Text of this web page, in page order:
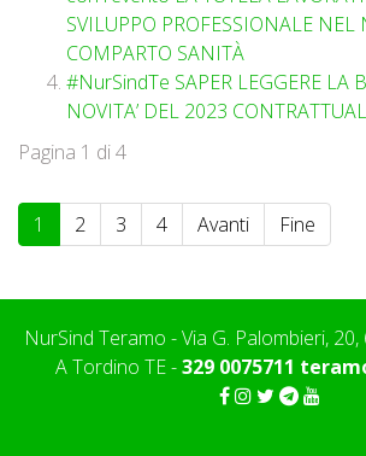
SVILUPPO PROFESSIONALE NEL
COMPARTO SANITÀ
#NurSindTe SAPER LEGGERE LA
NOVITA’ DEL 2023
Pagina 1 di 4
1 2 3 4 Avanti Fine
NurSind Teramo - Via G. Palombieri,
A Tordino TE -329 0075711